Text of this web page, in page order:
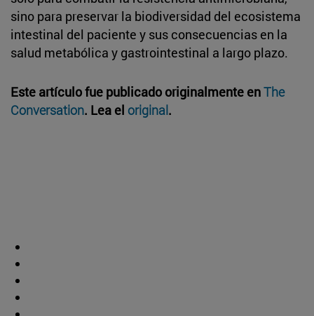
sino para preservar la biodiversidad del ecosistema
intestinal del paciente y sus consecuencias en la
salud metabólica y gastrointestinal a largo plazo.
Este artículo fue publicado originalmente enThe
Conversation. Lea el original.